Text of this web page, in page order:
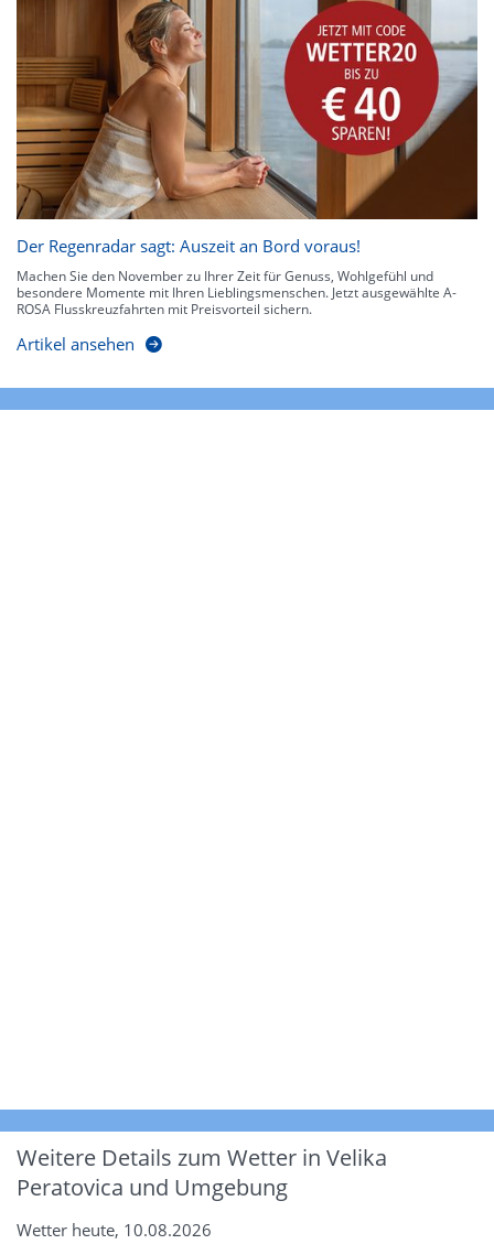
Der Regenradar sagt: Auszeit an Bord voraus!
Machen Sie den November zu Ihrer Zeit für Genuss, Wohlgefühl und
besondere Momente mit Ihren Lieblingsmenschen. Jetzt ausgewählte A-
ROSA Flusskreuzfahrten mit Preisvorteil sichern.
Artikel ansehen
Weitere Details zum Wetter in Velika
Peratovica und Umgebung
Wetter heute, 10.08.2026